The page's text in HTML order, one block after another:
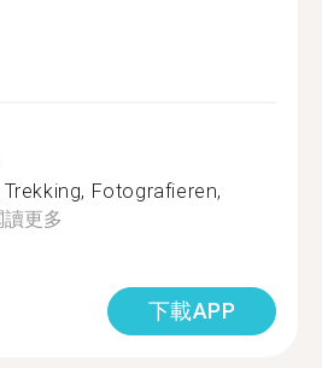
Fotografieren,
讀更多
下載APP